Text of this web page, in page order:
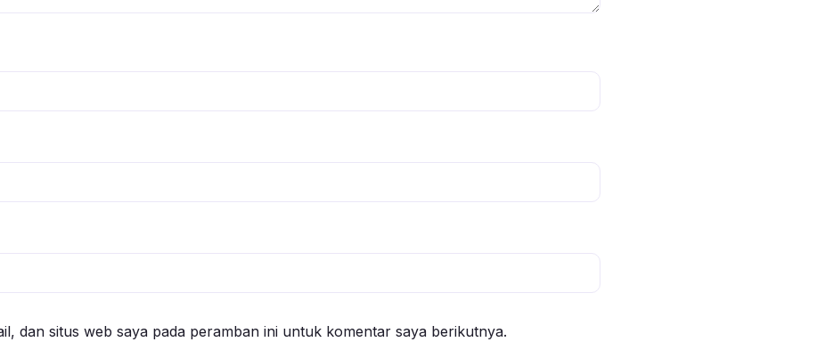
dan situs web saya pada peramban ini untuk komentar saya berikutnya.